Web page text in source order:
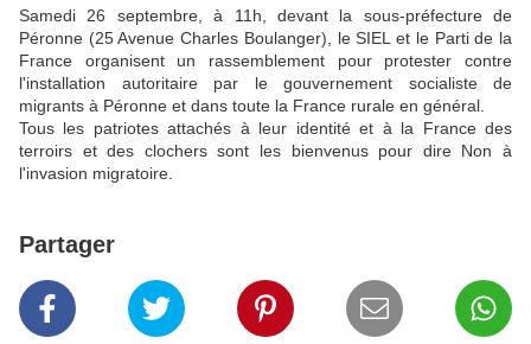
Samedi 26 septembre, à 11h, devant la sous-préfecture de
Péronne (25 Avenue Charles Boulanger), le SIEL et le Parti de la
France organisent un rassemblement pour protester contre
l'installation autoritaire par le gouvernement socialiste de
migrants à Péronne et dans toute la France rurale en général.
Tous les patriotes attachés à leur identité et à la France des
terroirs et des clochers sont les bienvenus pour dire Non à
l'invasion migratoire.
Partager